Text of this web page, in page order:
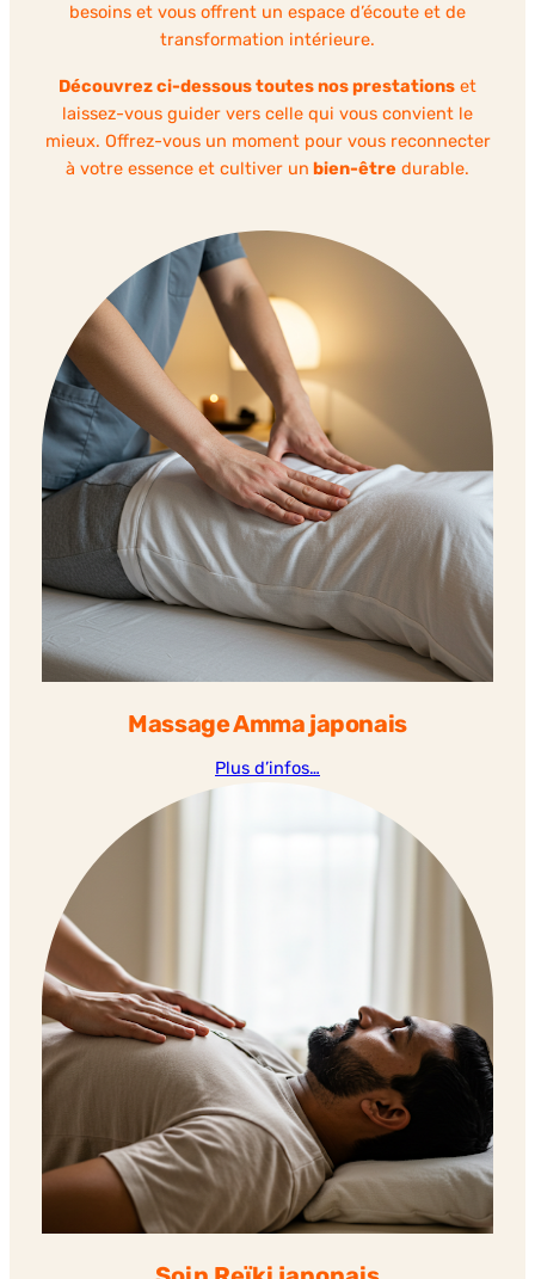
besoins et vous offrent un espace d’écoute et de
transformation intérieure.
Découvrez ci-dessous toutes nos prestations et
laissez-vous guider vers celle qui vous convient le
mieux. Offrez-vous un moment pour vous reconnecter
à votre essence et cultiver un bien-être durable.
Massage Amma japonais
Plus d’infos…